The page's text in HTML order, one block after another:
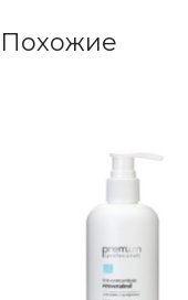
Похожие